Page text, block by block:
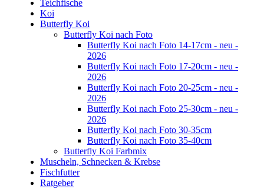
Teichfische
Koi
Butterfly Koi
Butterfly Koi nach Foto
Butterfly Koi nach Foto 14-17cm - neu -
2026
Butterfly Koi nach Foto 17-20cm - neu -
2026
Butterfly Koi nach Foto 20-25cm - neu -
2026
Butterfly Koi nach Foto 25-30cm - neu -
2026
Butterfly Koi nach Foto 30-35cm
Butterfly Koi nach Foto 35-40cm
Butterfly Koi Farbmix
Muscheln, Schnecken & Krebse
Fischfutter
Ratgeber